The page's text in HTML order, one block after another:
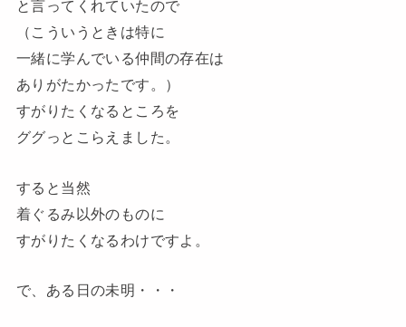
と言ってくれていたので
（こういうときは特に
一緒に学んでいる仲間の存在は
ありがたかったです。）
すがりたくなるところを
ググっとこらえました。
すると当然
着ぐるみ以外のものに
すがりたくなるわけですよ。
で、ある日の未明・・・